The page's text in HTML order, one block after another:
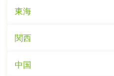
東海
関西
中国